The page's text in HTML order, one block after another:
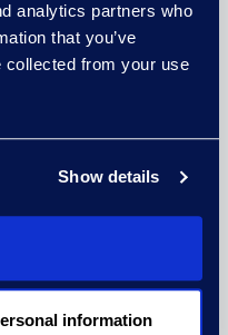
analytics partners who
that you’ve
collected from your use
Show details
information
ou
digitais
de e-mails
para contas
de